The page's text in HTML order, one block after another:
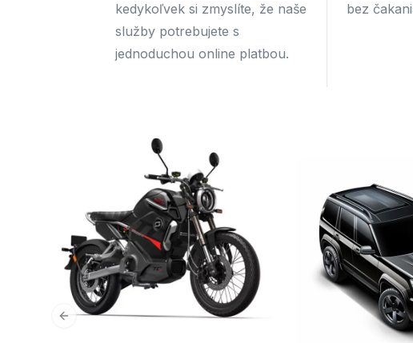
kedykoľvek si zmyslíte, že naše
služby potrebujete s
jednoduchou online platbou.
bez
Previous slide